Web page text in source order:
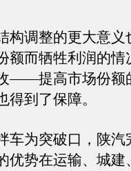
调整的更大意义
额而牺牲利润的情
——提高市场份额
到了保障。
为突破口，陕汽
优势在运输、城建